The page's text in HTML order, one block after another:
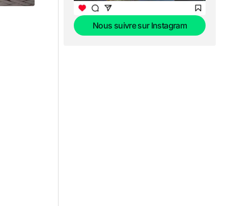
Nous suivre sur Instagram